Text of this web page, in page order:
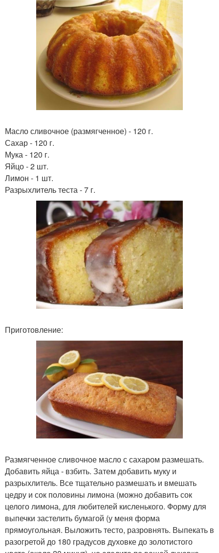
Масло сливочное (размягченное) - 120 г.
Сахар - 120 г.
Мука - 120 г.
Яйцо - 2 шт.
Лимон - 1 шт.
Разрыхлитель теста - 7 г.
Приготовление:
Размягченное сливочное масло с сахаром размешать.
Добавить яйца - взбить. Затем добавить муку и
разрыхлитель. Все тщательно размешать и вмешать
цедру и сок половины лимона (можно добавить сок
целого лимона, для любителей кисленького. Форму для
выпечки застелить бумагой (у меня форма
прямоугольная. Выложить тесто, разровнять. Выпекать в
разогретой до 180 градусов духовке до золотистого